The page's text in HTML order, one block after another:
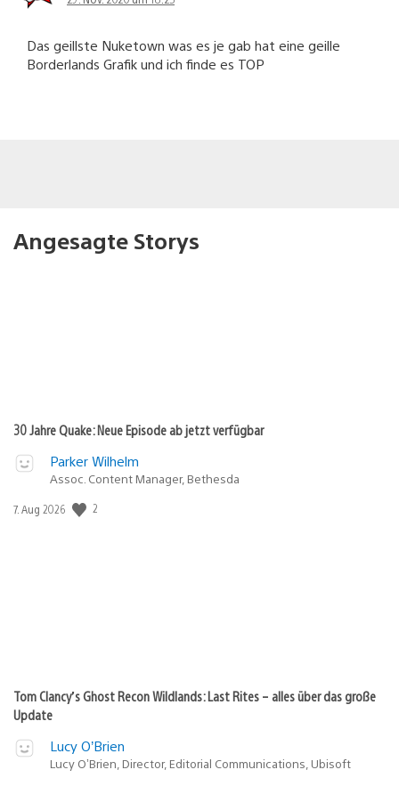
Das geillste Nuketown was es je gab hat eine geille
Borderlands Grafik und ich finde es TOP
Angesagte Storys
30 Jahre Quake: Neue Episode ab jetzt verfügbar
Parker Wilhelm
Assoc. Content Manager, Bethesda
Veröffentlichungsdatum:
7. Aug 2026 2
Tom Clancy’s Ghost Recon Wildlands: Last Rites – alles über das große
Update
Lucy O’Brien
Lucy O’Brien, Director, Editorial Communications, Ubisoft